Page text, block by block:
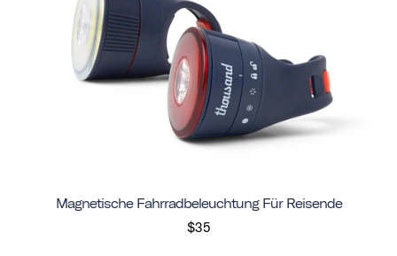
Magnetische Fahrradbeleuchtung Für Reisende
$35